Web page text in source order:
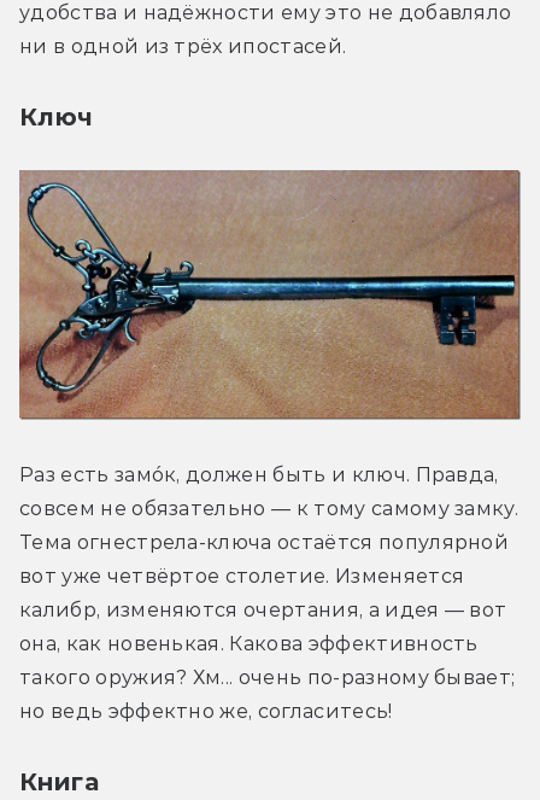
удобства и надёжности ему это не добавляло
ни в одной из трёх ипостасей.
Ключ
Раз есть замóк, должен быть и ключ. Правда,
совсем не обязательно — к тому самому замку.
Тема огнестрела-ключа остаётся популярной
вот уже четвёртое столетие. Изменяется
калибр, изменяются очертания, а идея — вот
она, как новенькая. Какова эффективность
такого оружия? Хм... очень по-разному бывает;
но ведь эффектно же, согласитесь!
Книга